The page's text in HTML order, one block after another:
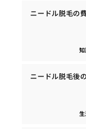
ニードル脱毛の
ニードル脱毛後